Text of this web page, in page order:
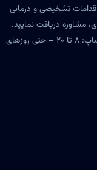
تشخیصی و درمانی
مشاوره دریافت نمایید.
ساعت پاسخگویی واتساپ: ۸ تا ۲۰ – حتی روزهای